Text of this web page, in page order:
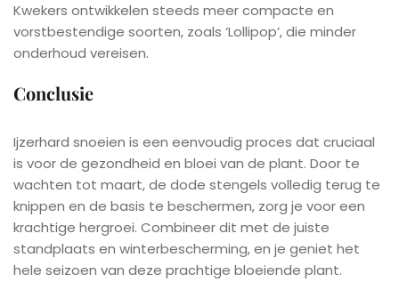
Kwekers ontwikkelen steeds meer compacte en
vorstbestendige soorten, zoals ‘Lollipop’, die minder
onderhoud vereisen.
Conclusie
Ijzerhard snoeien is een eenvoudig proces dat cruciaal
is voor de gezondheid en bloei van de plant. Door te
wachten tot maart, de dode stengels volledig terug te
knippen en de basis te beschermen, zorg je voor een
krachtige hergroei. Combineer dit met de juiste
standplaats en winterbescherming, en je geniet het
hele seizoen van deze prachtige bloeiende plant.